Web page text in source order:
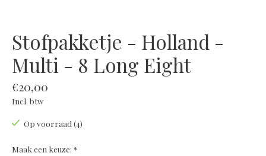
Stofpakketje - Holland -
Multi - 8 Long Eight
€20,00
Incl. btw
Op voorraad (4)
Maak een keuze: *